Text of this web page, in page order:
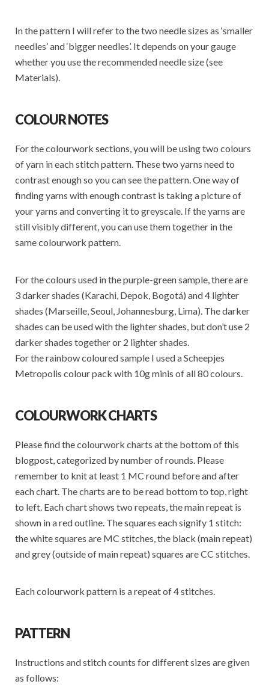
In the pattern I will refer to the two needle sizes as ‘smaller
needles’ and ‘bigger needles’. It depends on your gauge
whether you use the recommended needle size (see
Materials).
COLOUR NOTES
For the colourwork sections, you will be using two colours
of yarn in each stitch pattern. These two yarns need to
contrast enough so you can see the pattern. One way of
finding yarns with enough contrast is taking a picture of
your yarns and converting it to greyscale. If the yarns are
still visibly different, you can use them together in the
same colourwork pattern.
For the colours used in the purple-green sample, there are
3 darker shades (Karachi, Depok, Bogotá) and 4 lighter
shades (Marseille, Seoul, Johannesburg, Lima). The darker
shades can be used with the lighter shades, but don’t use 2
darker shades together or 2 lighter shades.
For the rainbow coloured sample I used a Scheepjes
Metropolis colour pack with 10g minis of all 80 colours.
COLOURWORK CHARTS
Please find the colourwork charts at the bottom of this
blogpost, categorized by number of rounds. Please
remember to knit at least 1 MC round before and after
each chart. The charts are to be read bottom to top, right
to left. Each chart shows two repeats, the main repeat is
shown in a red outline. The squares each signify 1 stitch:
the white squares are MC stitches, the black (main repeat)
and grey (outside of main repeat) squares are CC stitches.
Each colourwork pattern is a repeat of 4 stitches.
PATTERN
Instructions and stitch counts for different sizes are given
as follows: